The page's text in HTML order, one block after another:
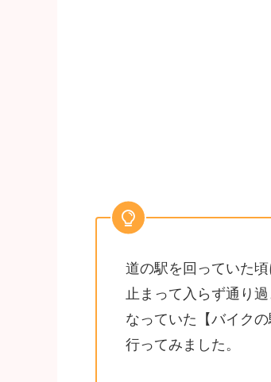
道の駅を回っていた
止まって入らず通り
なっていた【バイク
行ってみました。